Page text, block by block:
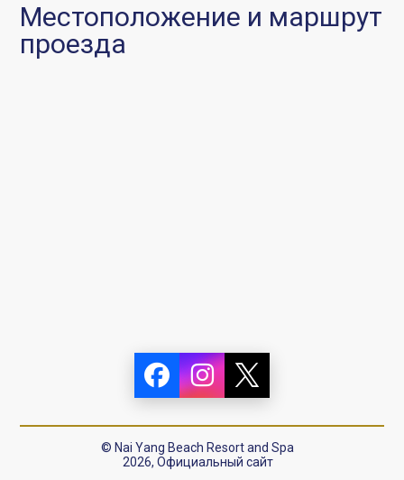
Местоположение и маршрут
проезда
© Nai Yang Beach Resort and Spa
2026, Официальный сайт